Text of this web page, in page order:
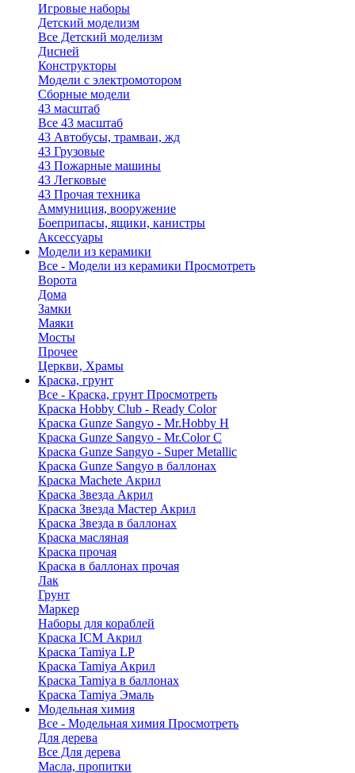
Игровые наборы
Детский моделизм
Все Детский моделизм
Дисней
Конструкторы
Модели с электромотором
Сборные модели
43 масштаб
Все 43 масштаб
43 Автобусы, трамваи, жд
43 Грузовые
43 Пожарные машины
43 Легковые
43 Прочая техника
Аммуниция, вооружение
Боеприпасы, ящики, канистры
Аксессуары
Модели из керамики
Все - Модели из керамики Просмотреть
Ворота
Дома
Замки
Маяки
Мосты
Прочее
Церкви, Храмы
Краска, грунт
Все - Краска, грунт Просмотреть
Краска Hobby Club - Ready Color
Краска Gunze Sangyo - Mr.Hobby H
Краска Gunze Sangyo - Mr.Color C
Краска Gunze Sangyo - Super Metallic
Краска Gunze Sangyo в баллонах
Краска Machete Акрил
Краска Звезда Акрил
Краска Звезда Мастер Акрил
Краска Звезда в баллонах
Краска масляная
Краска прочая
Краска в баллонах прочая
Лак
Грунт
Маркер
Наборы для кораблей
Краска ICM Акрил
Краска Tamiya LP
Краска Tamiya Акрил
Краска Tamiya в баллонах
Краска Tamiya Эмаль
Модельная химия
Все - Модельная химия Просмотреть
Для дерева
Все Для дерева
Масла, пропитки